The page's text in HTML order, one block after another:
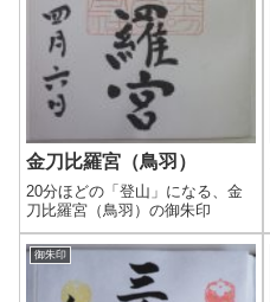
金刀比羅宮（鳥羽）
20分ほどの「登山」になる、金
刀比羅宮（鳥羽）の御朱印
御朱印